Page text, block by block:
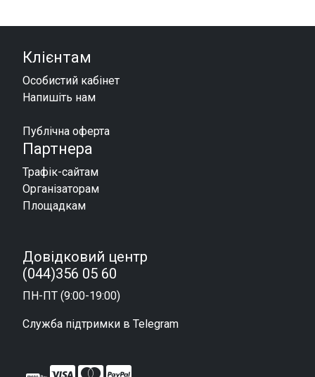
Клієнтам
Особистий кабінет
Напишіть нам
Публічна оферта
Партнера
Трафік-сайтам
Організаторам
Площадкам
Довідковий центр
(044)356 05 60
ПН-ПТ (9:00-19:00)
Служба підтримки в Telegram